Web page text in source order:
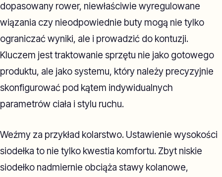
dopasowany rower, niewłaściwie wyregulowane
wiązania czy nieodpowiednie buty mogą nie tylko
ograniczać wyniki, ale i prowadzić do kontuzji.
Kluczem jest traktowanie sprzętu nie jako gotowego
produktu, ale jako systemu, który należy precyzyjnie
skonfigurować pod kątem indywidualnych
parametrów ciała i stylu ruchu.
Weźmy za przykład kolarstwo. Ustawienie wysokości
siodełka to nie tylko kwestia komfortu. Zbyt niskie
siodełko nadmiernie obciąża stawy kolanowe,